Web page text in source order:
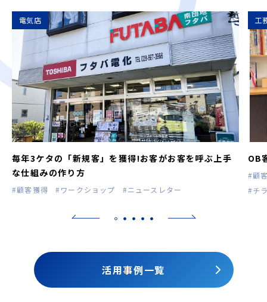
電気店
毎年3ケタの「新規客」を獲得!お客がお客を呼ぶ上手
な仕組みの作り方
#顧客獲得 #ワークショップ #ニュースレター
工
OB
#顧
#チ
活用事例一覧